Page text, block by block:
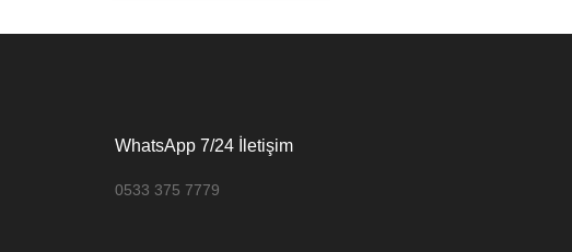
WhatsApp 7/24 İletişim
0533 375 7779